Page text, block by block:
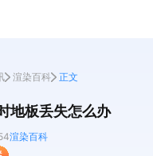
渲染百科 正文
地板丢失怎么办
渲染百科